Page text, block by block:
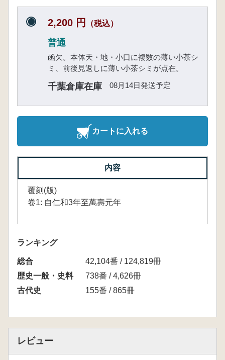
2,200 円 （税込）
普通
函欠。本体天・地・小口に複数の薄い小茶シ
ミ、前後見返しに薄い小茶シミが点在。
千葉倉庫在庫 08月14日発送予定
カートに入れる
内容
覆刻(版)
卷1: 自仁和3年至萬壽元年
ランキング
総合
42,104番 / 124,819冊
歴史一般・史料
738番 / 4,626冊
古代史
155番 / 865冊
レビュー